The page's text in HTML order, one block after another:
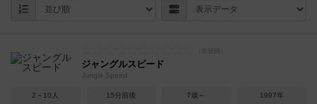
ジャングルスピード
Jungle Speed
2～10人 15分前後 7歳～ 1997年